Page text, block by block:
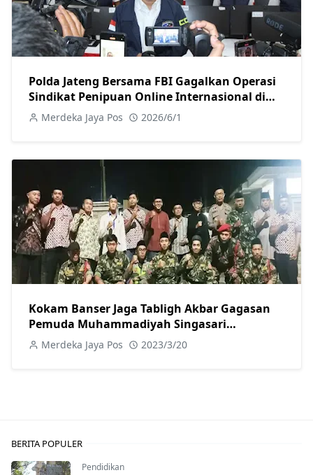
Polda Jateng Bersama FBI Gagalkan Operasi
Sindikat Penipuan Online Internasional di
Solo Raya
Merdeka Jaya Pos 2026/6/1
Kokam Banser Jaga Tabligh Akbar Gagasan
Pemuda Muhammadiyah Singasari
Karanglewas
Merdeka Jaya Pos 2023/3/20
BERITA POPULER
Pendidikan